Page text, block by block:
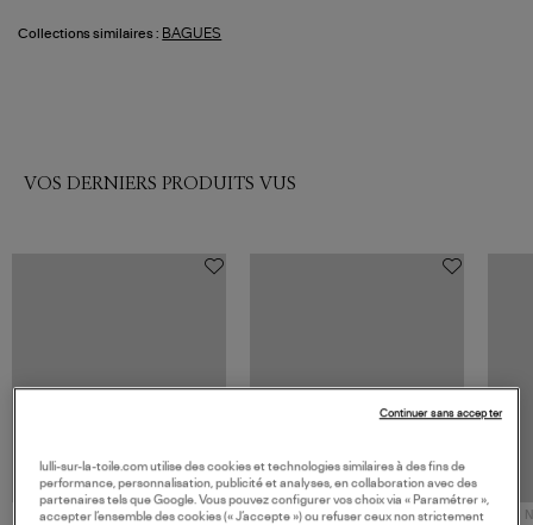
Collections similaires : BAGUES
VOS DERNIERS PRODUITS VUS
NOUVELLE COLLECTION
lulli-sur-la-toile.com utilise des cookies et technologies similaires à des fins de
performance, personnalisation, publicité et analyses, en collaboration avec des
partenaires tels que Google. Vous pouvez configurer vos choix via « Paramétrer »,
accepter l’ensemble des cookies (« J’accepte ») ou refuser ceux non strictement
Continuer sans accepter